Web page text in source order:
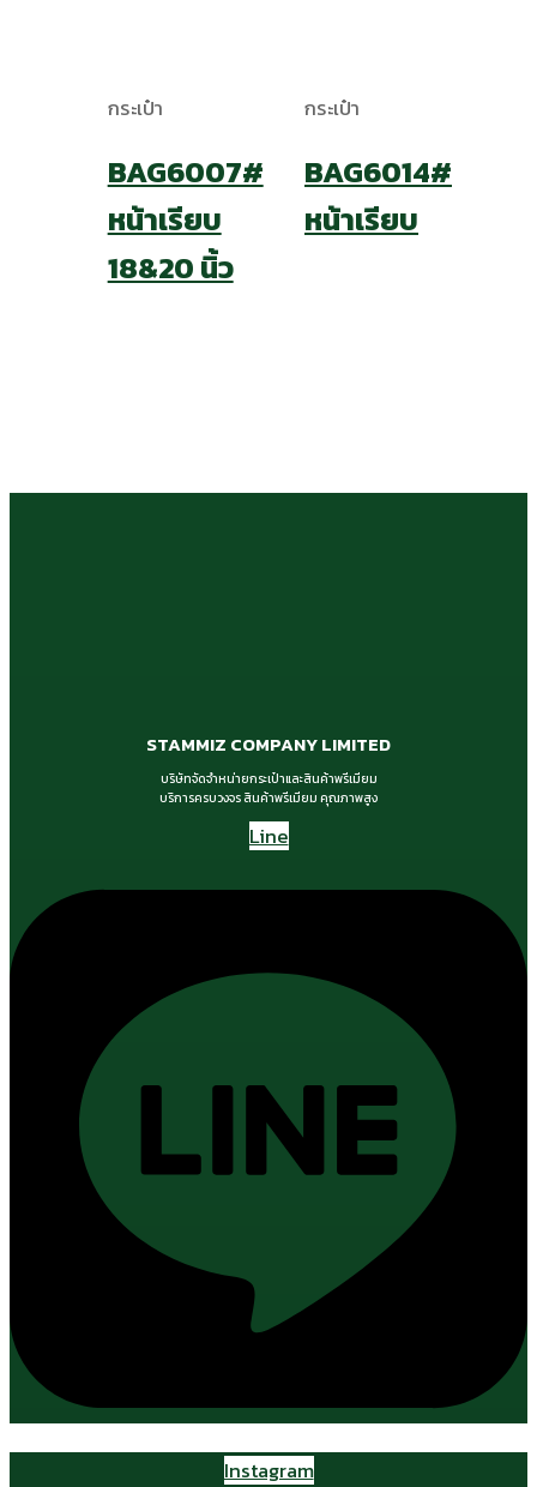
กระเป๋า
BAG6007#
หน้าเรียบ
18&20 นิ้ว
กระเป๋า
BAG6014#
หน้าเรียบ
STAMMIZ COMPANY LIMITED
บริษัทจัดจำหน่ายกระเป๋าและสินค้าพรีเมียม
บริการครบวงจร สินค้าพรีเมียม คุณภาพสูง
Line
Instagram